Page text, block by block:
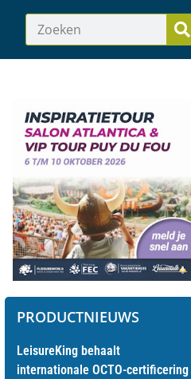
PRODUCTNIEUWS
LeisureKing behaalt
internationale OCTO-certificering